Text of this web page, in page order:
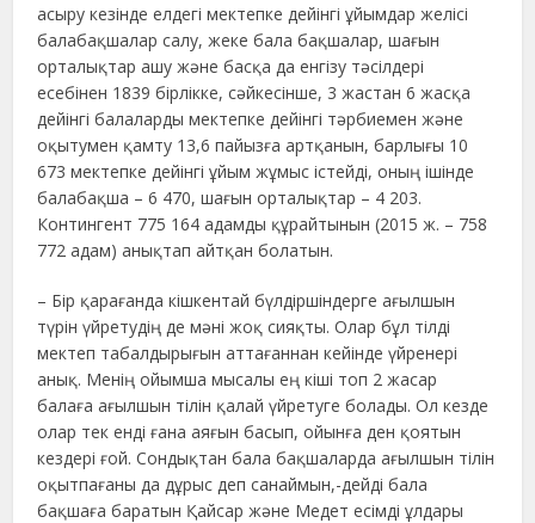
асыру кезінде елдегі мектепке дейінгі ұйымдар желісі
балабақшалар салу, жеке бала бақшалар, шағын
орталықтар ашу және басқа да енгізу тәсілдері
есебінен 1839 бірлікке, сәйкесінше, 3 жастан 6 жасқа
дейінгі балаларды мектепке дейінгі тәрбиемен және
оқытумен қамту 13,6 пайызға артқанын, барлығы 10
673 мектепке дейінгі ұйым жұмыс істейді, оның ішінде
балабақша – 6 470, шағын орталықтар – 4 203.
Контингент 775 164 адамды құрайтынын (2015 ж. – 758
772 адам) анықтап айтқан болатын.
– Бір қарағанда кішкентай бүлдіршіндерге ағылшын
түрін үйретудің де мәні жоқ сияқты. Олар бұл тілді
мектеп табалдырығын аттағаннан кейінде үйренері
анық. Менің ойымша мысалы ең кіші топ 2 жасар
балаға ағылшын тілін қалай үйретуге болады. Ол кезде
олар тек енді ғана аяғын басып, ойынға ден қоятын
кездері ғой. Сондықтан бала бақшаларда ағылшын тілін
оқытпағаны да дұрыс деп санаймын,-дейді бала
бақшаға баратын Қайсар және Медет есімді ұлдары